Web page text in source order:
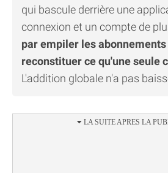
qui bascule derrière une
connexion et un compte de
par empiler les
reconstituer ce qu'une seule
L'addition globale n'a pas